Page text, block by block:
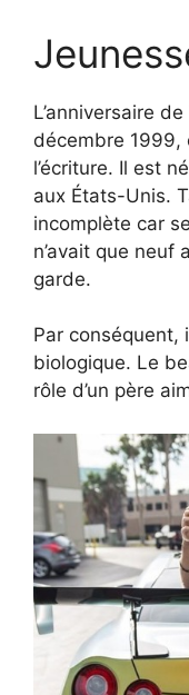
L’anniversaire
décembre 1999,
l’écriture. Il est
aux États-Unis.
incomplète car
n’avait que neuf
garde.
Par conséquent,
biologique. Le
rôle d’un père